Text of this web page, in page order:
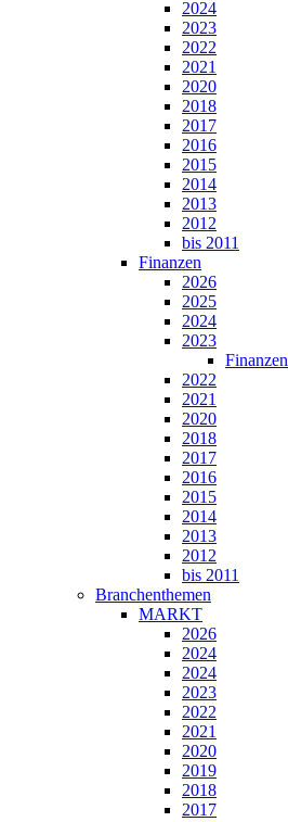
2024
2023
2022
2021
2020
2018
2017
2016
2015
2014
2013
2012
bis 2011
Finanzen
2026
2025
2024
2023
Finanzen
2022
2021
2020
2018
2017
2016
2015
2014
2013
2012
bis 2011
Branchenthemen
MARKT
2026
2024
2024
2023
2022
2021
2020
2019
2018
2017